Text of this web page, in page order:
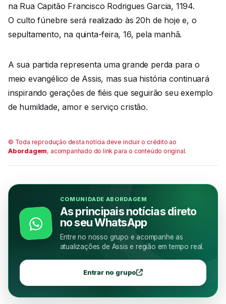
na Rua Capitão Francisco Rodrigues Garcia, 1194.
O culto fúnebre será realizado às 20h de hoje e, o
sepultamento, na quinta-feira, 16, pela manhã.
A sua partida representa uma grande perda para o
meio evangélico de Assis, mas sua história continuará
inspirando gerações de fiéis que seguirão seu exemplo
de humildade, amor e serviço cristão.
© Toda reprodução desta notícia deve incluir o crédito ao
Abordagem, acompanhado do link para o conteúdo original.
COMUNIDADE ABORDAGEM
As principais notícias direto
no seu WhatsApp
Entre no nosso grupo e acompanhe as
atualizações de Assis e região em tempo real.
Entrar no grupo